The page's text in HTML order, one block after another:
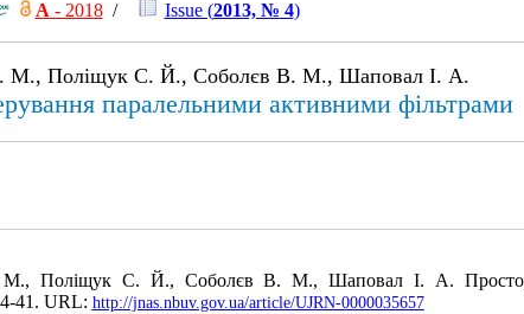
А - 2018/ Issue (2013, № 4)
М., Поліщук С. Й., Соболєв В. М., Шаповал І. А.
паралельними активними фільтрами
Поліщук С. Й., Соболєв В. М., Шаповал І. А.
41. URL: http://jnas.nbuv.gov.ua/article/UJRN-0000035657